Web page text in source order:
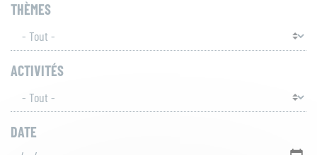
recherchez-
?
SUR
ACCÈS
RAPIDES
THÈMES
ACTIVITÉS
DATE